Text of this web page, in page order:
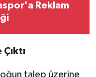
Reklam
talep üzerine